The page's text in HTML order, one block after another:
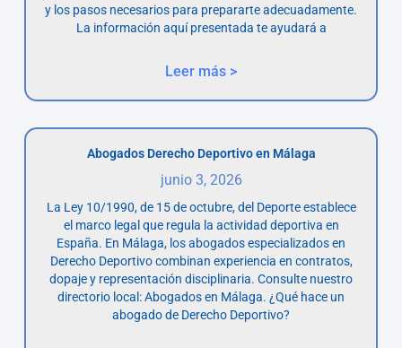
y los pasos necesarios para prepararte adecuadamente.
La información aquí presentada te ayudará a
Leer más >
Abogados Derecho Deportivo en Málaga
junio 3, 2026
La Ley 10/1990, de 15 de octubre, del Deporte establece
el marco legal que regula la actividad deportiva en
España. En Málaga, los abogados especializados en
Derecho Deportivo combinan experiencia en contratos,
dopaje y representación disciplinaria. Consulte nuestro
directorio local: Abogados en Málaga. ¿Qué hace un
abogado de Derecho Deportivo?